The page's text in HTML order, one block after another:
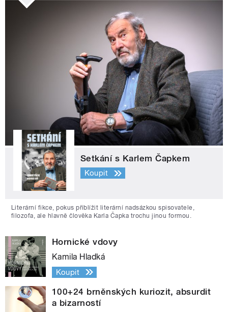
Setkání s Karlem Čapkem
Koupit
Literární fikce, pokus přiblížit literární nadsázkou spisovatele,
filozofa, ale hlavně člověka Karla Čapka trochu jinou formou.
Hornické vdovy
Kamila Hladká
Koupit
100+24 brněnských kuriozit, absurdit
a bizarností